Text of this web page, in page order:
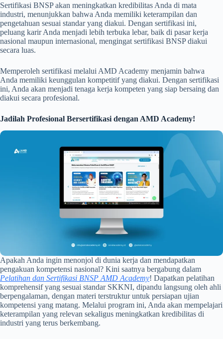
Sertifikasi BNSP akan meningkatkan kredibilitas Anda di mata
industri, menunjukkan bahwa Anda memiliki keterampilan dan
pengetahuan sesuai standar yang diakui. Dengan sertifikasi ini,
peluang karir Anda menjadi lebih terbuka lebar, baik di pasar kerja
nasional maupun internasional, mengingat sertifikasi BNSP diakui
secara luas.
Memperoleh sertifikasi melalui AMD Academy menjamin bahwa
Anda memiliki keunggulan kompetitif yang diakui. Dengan sertifikasi
ini, Anda akan menjadi tenaga kerja kompeten yang siap bersaing dan
diakui secara profesional.
Jadilah Profesional Bersertifikasi dengan AMD Academy!
Apakah Anda ingin menonjol di dunia kerja dan mendapatkan
pengakuan kompetensi nasional? Kini saatnya bergabung dalam
Pelatihan dan Sertifikasi BNSP AMD Academy! Dapatkan pelatihan
komprehensif yang sesuai standar SKKNI, dipandu langsung oleh ahli
berpengalaman, dengan materi terstruktur untuk persiapan ujian
kompetensi yang matang. Melalui program ini, Anda akan mempelajari
keterampilan yang relevan sekaligus meningkatkan kredibilitas di
industri yang terus berkembang.